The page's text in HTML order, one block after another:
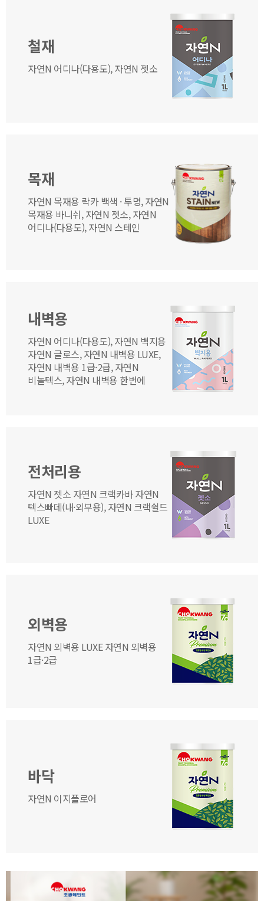
철재
자연N 어디나(다용도), 자연N 젯소
목재
자연N 목재용 락카 백색 · 투명, 자연N
목재용 바니쉬, 자연N 젯소, 자연N
어디나(다용도), 자연N 스테인
내벽용
자연N 어디나(다용도), 자연N 벽지용
자연N 글로스, 자연N 내벽용 LUXE,
자연N 내벽용 1급·2급, 자연N
비놀텍스, 자연N 내벽용 한번에
전처리용
자연N 젯소 자연N 크랙카바 자연N
텍스빠데(내·외부용), 자연N 크랙쉴드
LUXE
외벽용
자연N 외벽용 LUXE 자연N 외벽용
1급·2급
바닥
자연N 이지플로어